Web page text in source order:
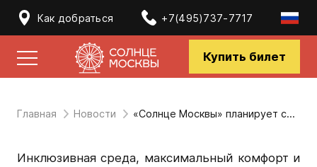
Как добраться +7(495)737-7717
Купить билет
Главная Новости «Солнце Москвы» планирует стать пунктом вакцинации
Инклюзивная среда, максимальный комфорт и